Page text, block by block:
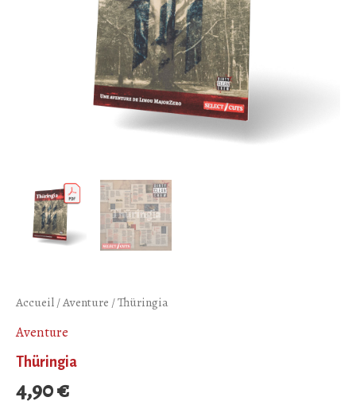
Accueil/Aventure / Thüringia
Aventure
Thüringia
4,90€